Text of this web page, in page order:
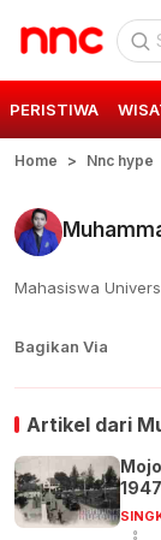
PERISTIWA
Home Nnc hype
Mahasiswa
Bagikan Via
Artikel dari